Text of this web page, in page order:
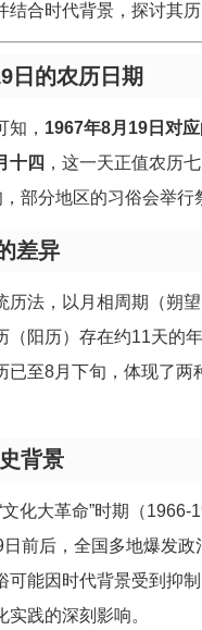
结合时代背景，探讨其历
日的农历日期
知， 1967年8月19日对
十四 ，这一天正值农历
，部分地区的习俗会举行
差异
历法，以月相周期（朔
（阳历）存在约11天的
已至8月下旬，体现了两
背景
化大革命”时期（1966-
前后，全国多地爆发政
可能因时代背景受到抑
践的深刻影响。